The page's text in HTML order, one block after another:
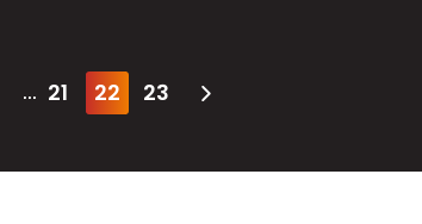
... 21 22 23